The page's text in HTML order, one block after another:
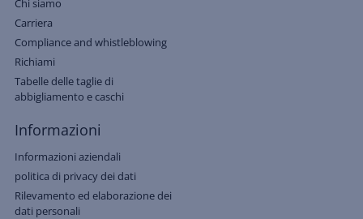
Chi siamo
Carriera
Compliance and whistleblowing
Richiami
Tabelle delle taglie di
abbigliamento e caschi
Informazioni
Informazioni aziendali
politica di privacy dei dati
Rilevamento ed elaborazione dei
dati personali